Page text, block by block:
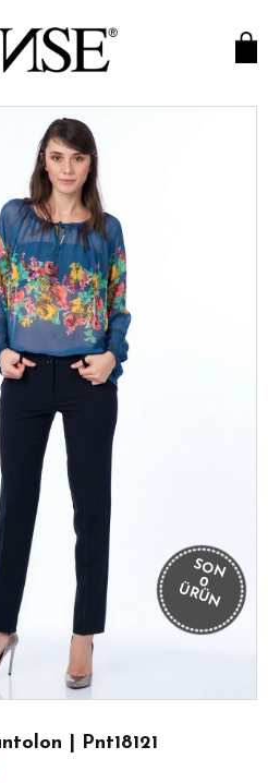
SON
0
ÜRÜN
| Pnt18121